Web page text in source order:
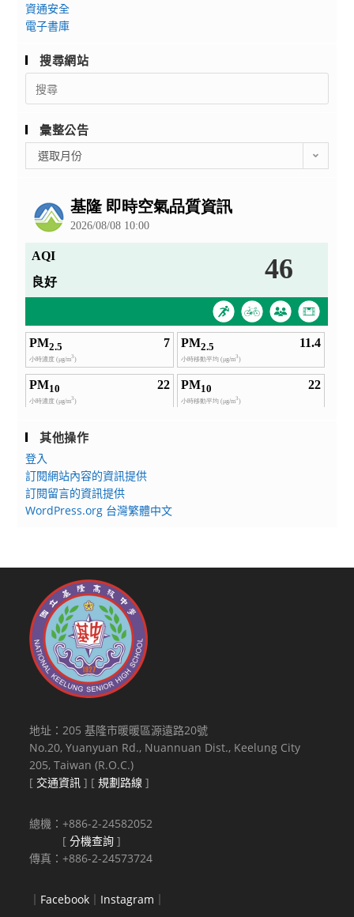
資通安全
電子書庫
搜尋網站
Search
for:
彙整公告
整
選取月份
其他操作
登入
訂閱網站內容的資訊提供
訂閱留言的資訊提供
WordPress.org 台灣繁體中文
地址：205 基隆市暖暖區源遠路20號
No.20, Yuanyuan Rd., Nuannuan Dist., Keelung City
205, Taiwan (R.O.C.)
[ 交通資訊 ] [規劃路線 ]
總機：+886-2-24582052
[分機查詢 ]
傳真：+886-2-24573724
｜ Facebook ｜ Instagram ｜